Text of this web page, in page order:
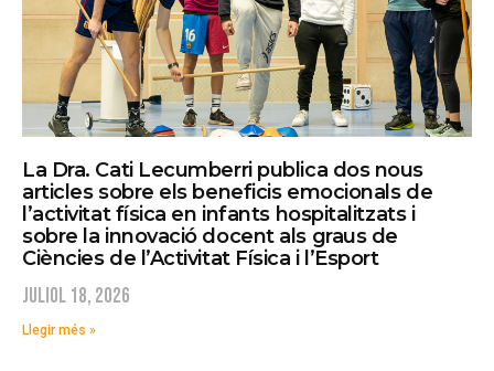
La Dra. Cati Lecumberri publica dos nous
articles sobre els beneficis emocionals de
l’activitat física en infants hospitalitzats i
sobre la innovació docent als graus de
Ciències de l’Activitat Física i l’Esport
juliol 18, 2026
Llegir més »